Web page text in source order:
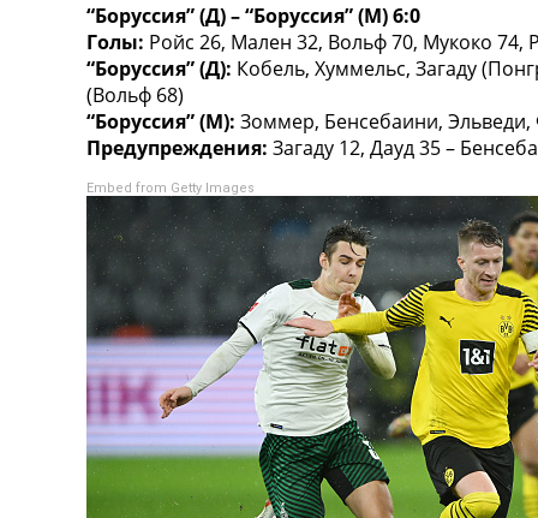
Турниры
Чемпионат Мира
Украина. Премьер-Лига
Лига Чемпионов
Англия. Премьер Лига
Испания. Ла Лига
Другие Турниры >>>
Таблицы
Таблицы групп Чемпионата Мира
Украина. Премьер-Лига
Украина. Первая Лига
Лига Чемпионов. Таблицы групп
Англия. Премьер-Лига
Испания. Ла Лига
Все таблицы >>>
Рейтинги
Рейтинг стран УЕФА
Рейтинг клубов УЕФА
“Боруссия” (Д) – “Боруссия” (М) 6:0
Голы: Ройс 26, Мален 32, Вольф 70, Мукоко 74,
“Боруссия” (Д): Кобель, Хуммельс, Загаду
(Вольф 68)
“Боруссия” (М): Зоммер, Бенсебаини,
Предупреждения: Загаду 12, Дауд 35 –
Embed from Getty Images